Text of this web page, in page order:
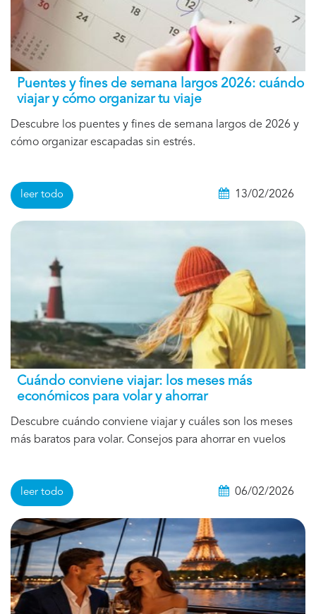
Puentes y fines de semana largos 2026: cuándo
viajar y cómo organizar tu viaje
Descubre los puentes y fines de semana largos de 2026 y
cómo organizar escapadas sin estrés.
leer todo 13/02/2026
Cuándo conviene viajar: los meses más
económicos para volar y ahorrar
Descubre cuándo conviene viajar y cuáles son los meses
más baratos para volar. Consejos para ahorrar en vuelos
leer todo 06/02/2026